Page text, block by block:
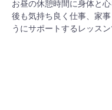
お昼の休憩時間に身体と
後も気持ち良く仕事、家
うにサポートするレッスン